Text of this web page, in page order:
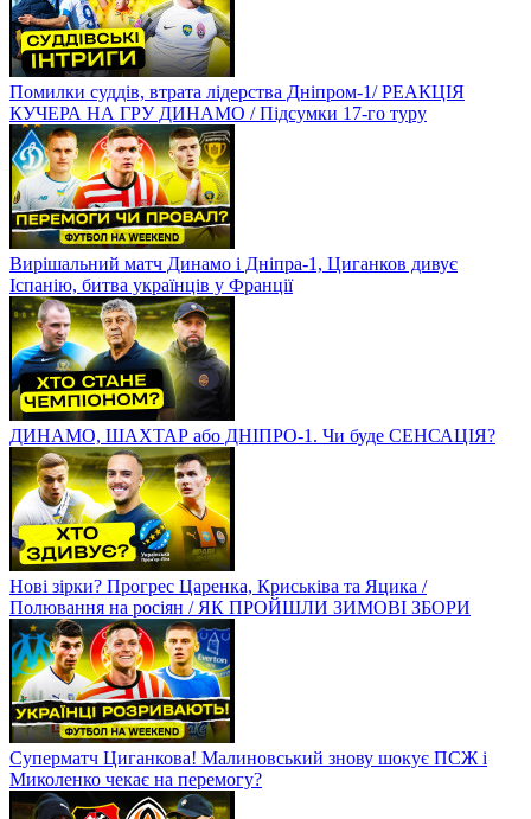
Помилки суддів, втрата лідерства Дніпром-1/ РЕАКЦІЯ
КУЧЕРА НА ГРУ ДИНАМО / Підсумки 17-го туру
Вирішальний матч Динамо і Дніпра-1, Циганков дивує
Іспанію, битва українців у Франції
ДИНАМО, ШАХТАР або ДНІПРО-1. Чи буде СЕНСАЦІЯ?
Нові зірки? Прогрес Царенка, Криськіва та Яцика /
Полювання на росіян / ЯК ПРОЙШЛИ ЗИМОВІ ЗБОРИ
Суперматч Циганкова! Малиновський знову шокує ПСЖ і
Миколенко чекає на перемогу?